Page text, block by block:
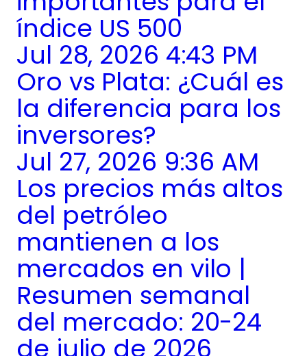
índice US 500
Jul 28, 2026 4:43 PM
Oro vs Plata: ¿Cuál es
la diferencia para los
inversores?
Jul 27, 2026 9:36 AM
Los precios más altos
del petróleo
mantienen a los
mercados en vilo |
Resumen semanal
del mercado: 20-24
de julio de 2026